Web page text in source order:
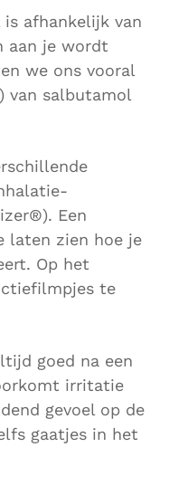
afhankelijk van
aan je wordt
we ons vooral
van salbutamol
Een
laten zien hoe je
Op het
te
goed na een
irritatie
gevoel op de
gaatjes in het